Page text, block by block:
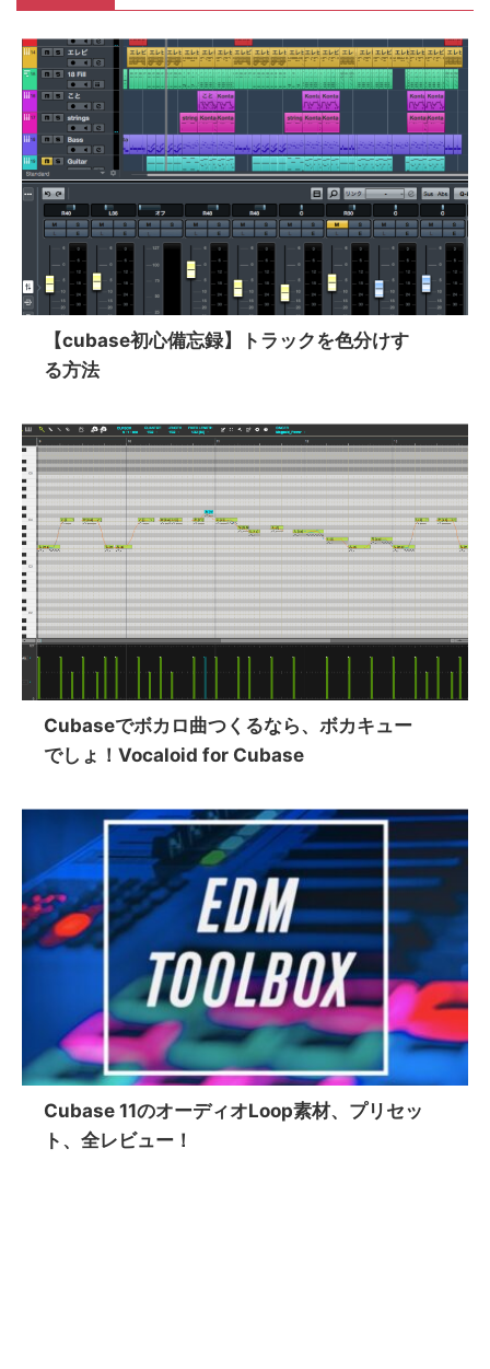
【cubase初心備忘録】トラックを色分けす
る方法
Cubaseでボカロ曲つくるなら、ボカキュー
でしょ！Vocaloid for Cubase
Cubase 11のオーディオLoop素材、プリセッ
ト、全レビュー！